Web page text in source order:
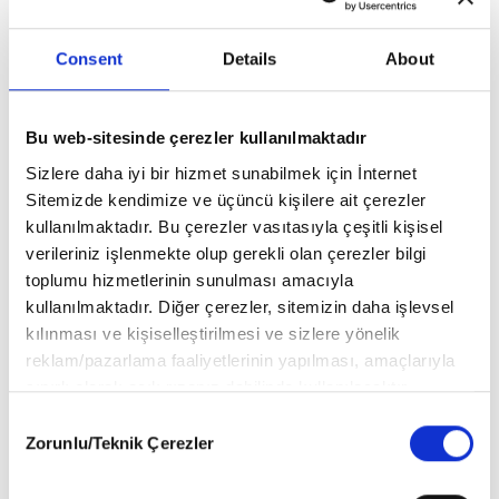
Consent Details About
Bu web-sitesinde çerezler kullanılmaktadır
Sizlere daha iyi bir hizmet sunabilmek için İnternet
Sitemizde kendimize ve üçüncü kişilere ait çerezler
kullanılmaktadır. Bu çerezler vasıtasıyla çeşitli kişisel
verileriniz işlenmekte olup gerekli olan çerezler bilgi
toplumu hizmetlerinin sunulması amacıyla
kullanılmaktadır. Diğer çerezler, sitemizin daha işlevsel
kılınması ve kişiselleştirilmesi ve sizlere yönelik
reklam/pazarlama faaliyetlerinin yapılması, amaçlarıyla
sınırlı olarak açık rızanız dahilinde kullanılacaktır.
vasıtasıyla belirleyebilirsiniz. Çerezlere ilişkin detaylı bilgi
ziyaret edebilirsiniz.
Selection
Zorunlu/Teknik Çerezler
ÇOCUK HOBİ KUKULİ MAYIS-HAZİRAN Hakkında (0) Yorum
BU ÜRÜNLERE DE GÖZ AT